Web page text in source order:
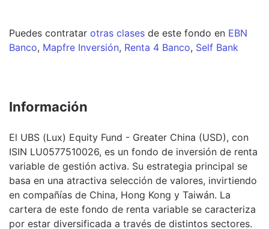
Puedes contratar otras clases de este fondo en EBN
Banco, Mapfre Inversión, Renta 4 Banco, Self Bank
Información
El UBS (Lux) Equity Fund - Greater China (USD), con
ISIN LU0577510026, es un fondo de inversión de renta
variable de gestión activa. Su estrategia principal se
basa en una atractiva selección de valores, invirtiendo
en compañías de China, Hong Kong y Taiwán. La
cartera de este fondo de renta variable se caracteriza
por estar diversificada a través de distintos sectores.